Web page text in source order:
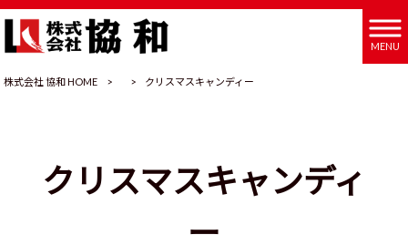
MENU
株式会社 協和 HOME > > クリスマスキャンディー
クリスマスキャンディ
ー